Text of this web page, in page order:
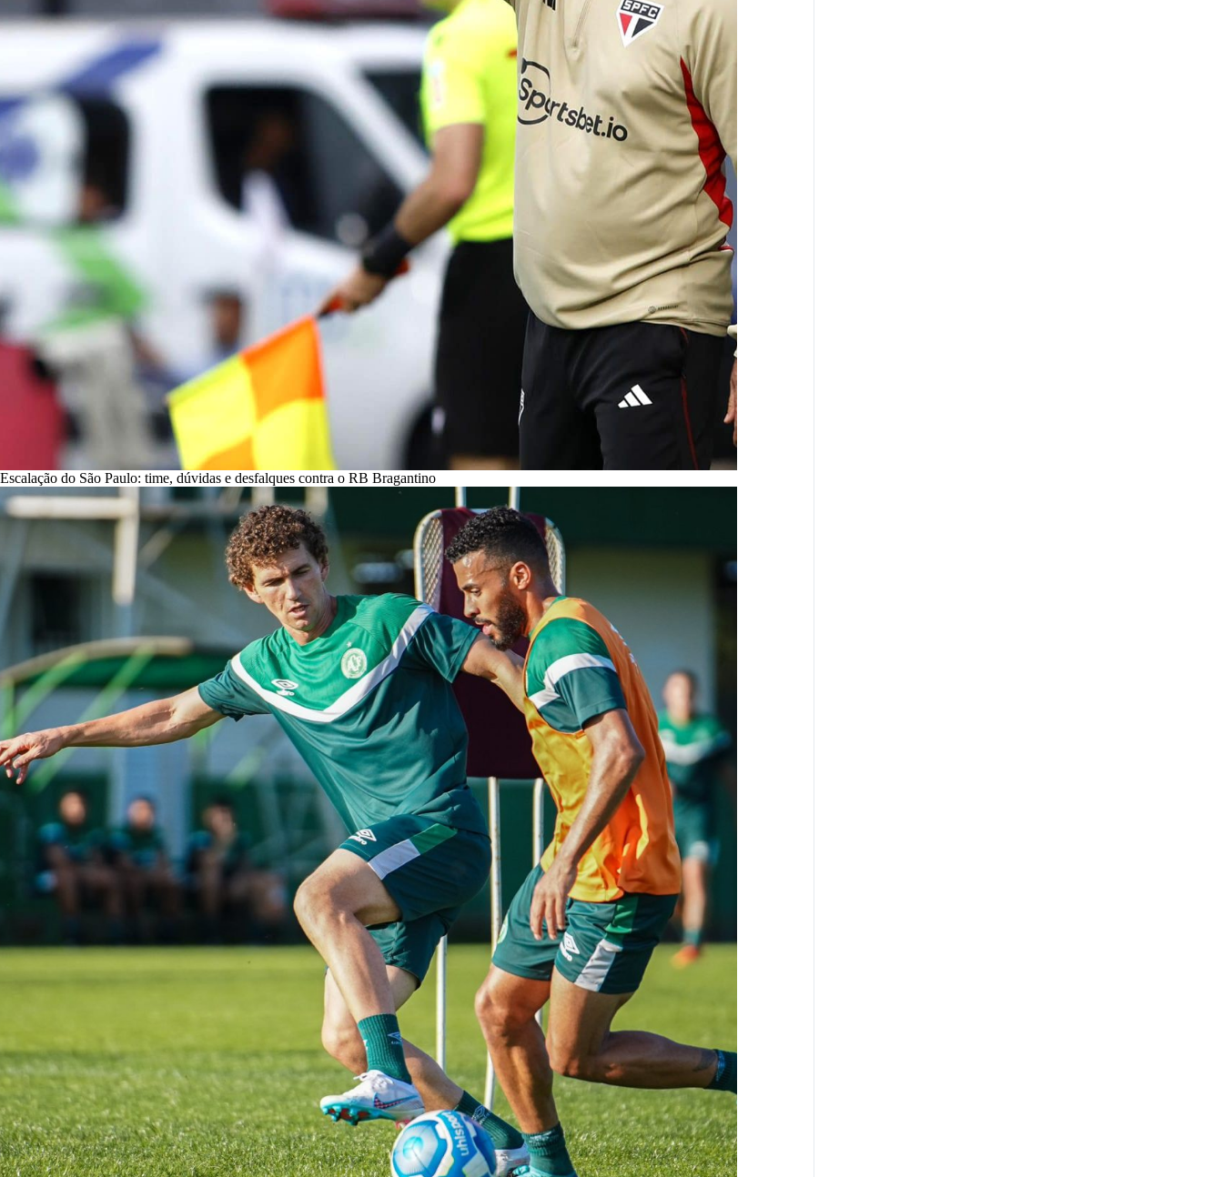
Escalação do São Paulo: time, dúvidas e desfalques contra o RB Bragantino